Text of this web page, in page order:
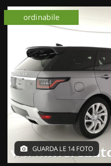
NOLEGGIO AUTO
NOLEGGIO LUNGO TERMINE
NOLEGGIO BREVE TERMINE
CONTATTI
ordinabile
GUARDA LE 14 FOTO